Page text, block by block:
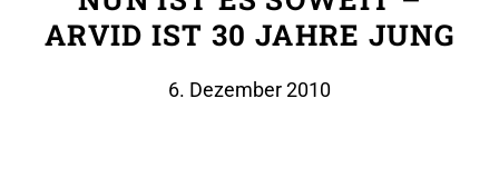
ARVID IST 30 JAHRE JUNG
6. Dezember 2010